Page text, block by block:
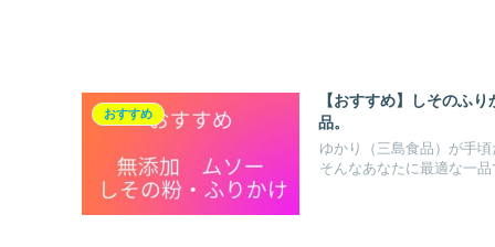
おすすめ
【おすすめ】しそのふ
品。
ゆかり（三島食品）が手
そんなあなたに最適な一